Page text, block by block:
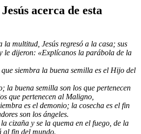
acerca de esta
la multitud, Jesús regresó a la casa; sus
le dijeron: «Explícanos la parábola de la
siembra la buena semilla es el Hijo del
la buena semilla son los que pertenecen
que pertenecen al Maligno,
es el demonio; la cosecha es el fin
son los ángeles.
cizaña y se la quema en el fuego, de la
al fin del mundo.